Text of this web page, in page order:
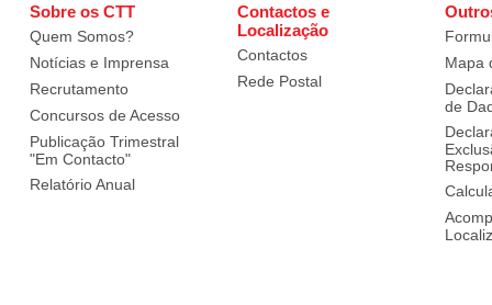
Sobre os CTT
Quem Somos?
Notícias e Imprensa
Recrutamento
Concursos de Acesso
Publicação Trimestral
"Em Contacto"
Relatório Anual
Contactos e
Localização
Contactos
Rede Postal
Mapa
de